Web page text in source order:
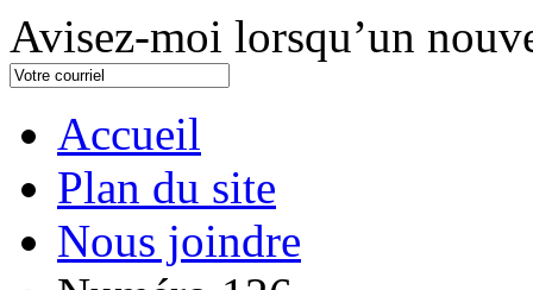
Avisez-moi lorsqu’un
Accueil
Plan du site
Nous joindre